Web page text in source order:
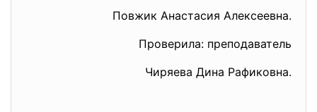
Повжик Анастасия Алексеевна.
Проверила: преподаватель
Чиряева Дина Рафиковна.